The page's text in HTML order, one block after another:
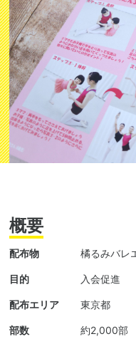
概要
配布物 橘るみバレ
目的 入会促進
配布エリア 東京都
部数 約2,000部